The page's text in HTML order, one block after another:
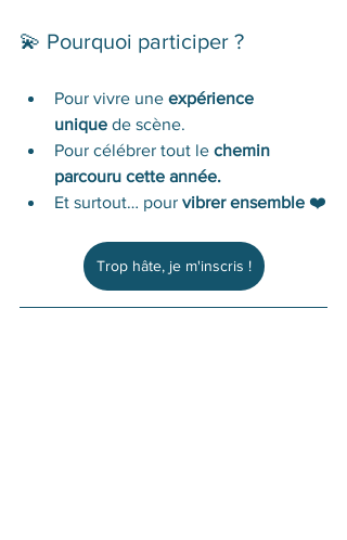
💫 Pourquoi participer ?
Pour vivre une expérience
unique de scène.
Pour célébrer tout le chemin
parcouru cette année.
Et surtout… pour vibrer ensemble ❤️
Trop hâte, je m'inscris !